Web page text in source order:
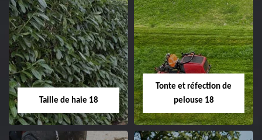
Elagage d'arbre 18
Entreprise élagage
d'arbre 18 Cher tel:
02.52.56.49.40
Abattage d'arbres
18
Entreprise abattage
Taille de haie 18
Tonte et réfection de
pelouse 18